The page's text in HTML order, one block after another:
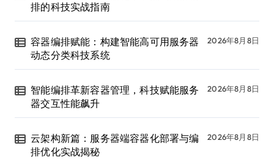
排的科技实战指南
容器编排赋能：构建智能高可用服务器
动态分类科技系统
2026年8月8日
智能编排革新容器管理，科技赋能服务
器交互性能飙升
2026年8月8日
云架构新篇：服务器端容器化部署与编
排优化实战揭秘
2026年8月8日